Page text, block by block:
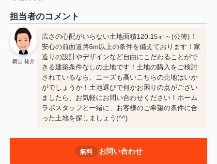
担当者のコメント
横山 祐介
広さの心配がいらない土地面積120.15㎡～(公簿)！
安心の前面道路6m以上の条件を備えております！家
造りの設計やデザインなど自由にこだわることがで
きる建築条件なしの土地です！土地の購入をご検討
されているなら、ニーズも高いこちらの売地はいか
がでしょうか！土地選びで何かお困りの点がござい
ましたら、お気軽にお問い合わせください！ホーム
ラボスタッフと一緒に、お客様のご希望の条件に合
った土地を探しましょう(^^)
無料 お問い合わせ